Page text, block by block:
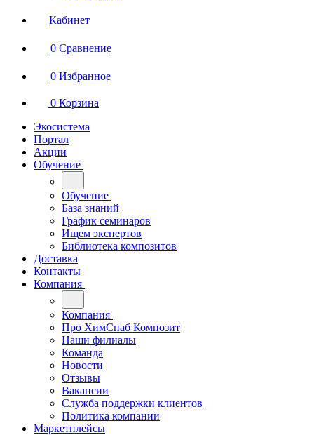
Кабинет
0 Сравнение
0 Избранное
0 Корзина
Экосистема
Портал
Акции
Обучение
Обучение
База знаний
График семинаров
Ищем экспертов
Библиотека композитов
Доставка
Контакты
Компания
Компания
Про ХимСнаб Композит
Наши филиалы
Команда
Новости
Отзывы
Вакансии
Служба поддержки клиентов
Политика компании
Маркетплейсы